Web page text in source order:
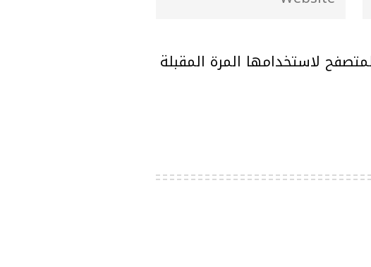
لاستخدامها المرة المقبلة